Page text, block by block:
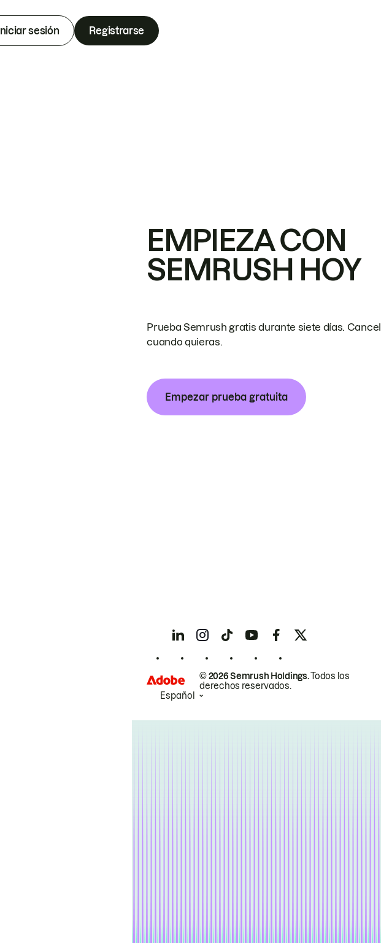
Iniciar sesión Registrarse
EMPIEZA CON
SEMRUSH HOY
Prueba Semrush gratis durante siete días.
cuando quieras.
Empezar prueba gratuita
© 2026 Semrush Holdings.Todos los
derechos reservados.
Español